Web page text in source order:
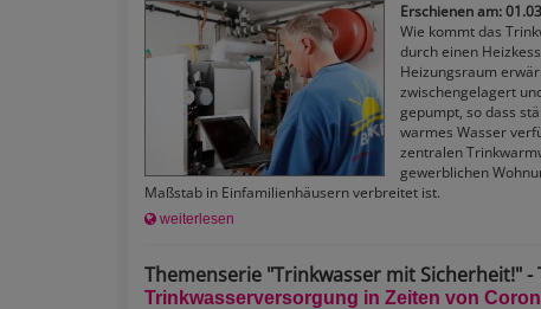
Erschienen am:
Wie kommt das
durch einen
Heizungsraum
zwischengelagert
gepumpt, so dass
warmes Wasser
zentralen
gewerblichen
Maßstab in Einfamilienhäusern verbreitet ist.
weiterlesen
Themenserie "Trinkwasser mit Sicherheit!" -
Trinkwasserversorgung in Zeiten von